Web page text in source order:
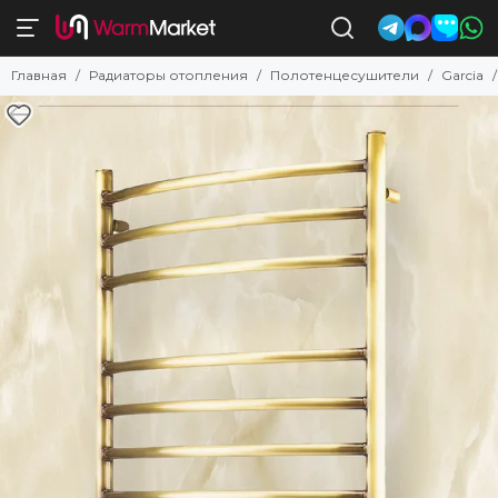
Полотенцесушители
Смотреть все товары
Комбинированные
Водяные с нижним подключением
Электрические с полкой
Водяные с боковым подключением
С низким энергопотреблением
Недорогие электрические
Поворотные
Бронзовые
Латунные
Главная Радиаторы отопления Полотенцесушители Garcia